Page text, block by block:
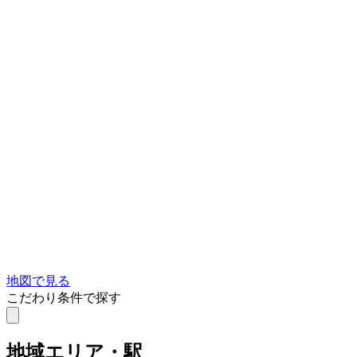
地図で見る
こだわり条件で探す
地域エリア・駅